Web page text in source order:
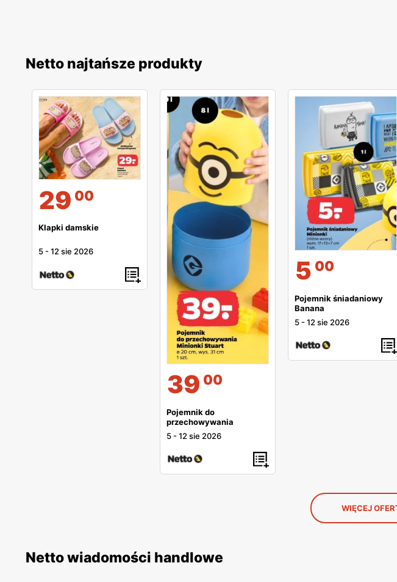
Netto najtańsze produkty
29 00
Klapki damskie
5 -12 sie 2026
39 00
Pojemnik do
przechowywania
5 -12 sie 2026
5 00
Pojemnik śniadaniowy
Banana
5 -12 sie 2026
WIĘCEJ
Netto wiadomości handlowe